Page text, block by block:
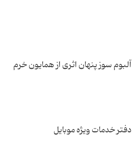
دفتر خدمات ویژه موبایل